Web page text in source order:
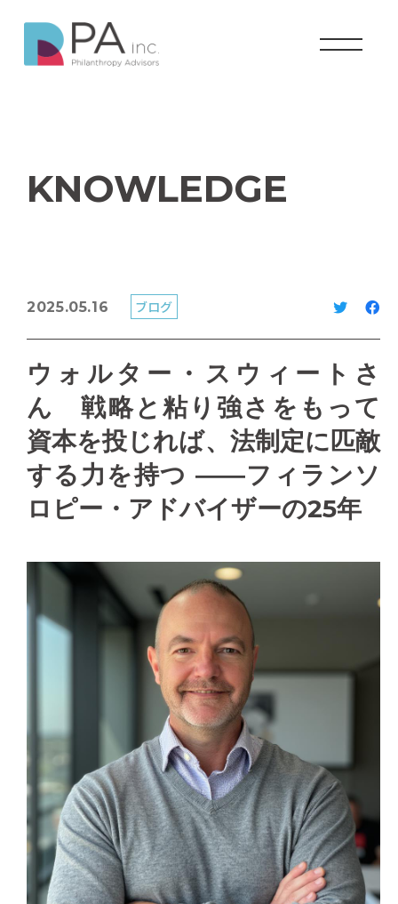
KNOWLEDGE
2025.05.16 ブログ
ウォルター・スウィートさ
ん 戦略と粘り強さをもって
資本を投じれば、法制定に匹敵
する力を持つ ――フィランソ
ロピー・アドバイザーの25年